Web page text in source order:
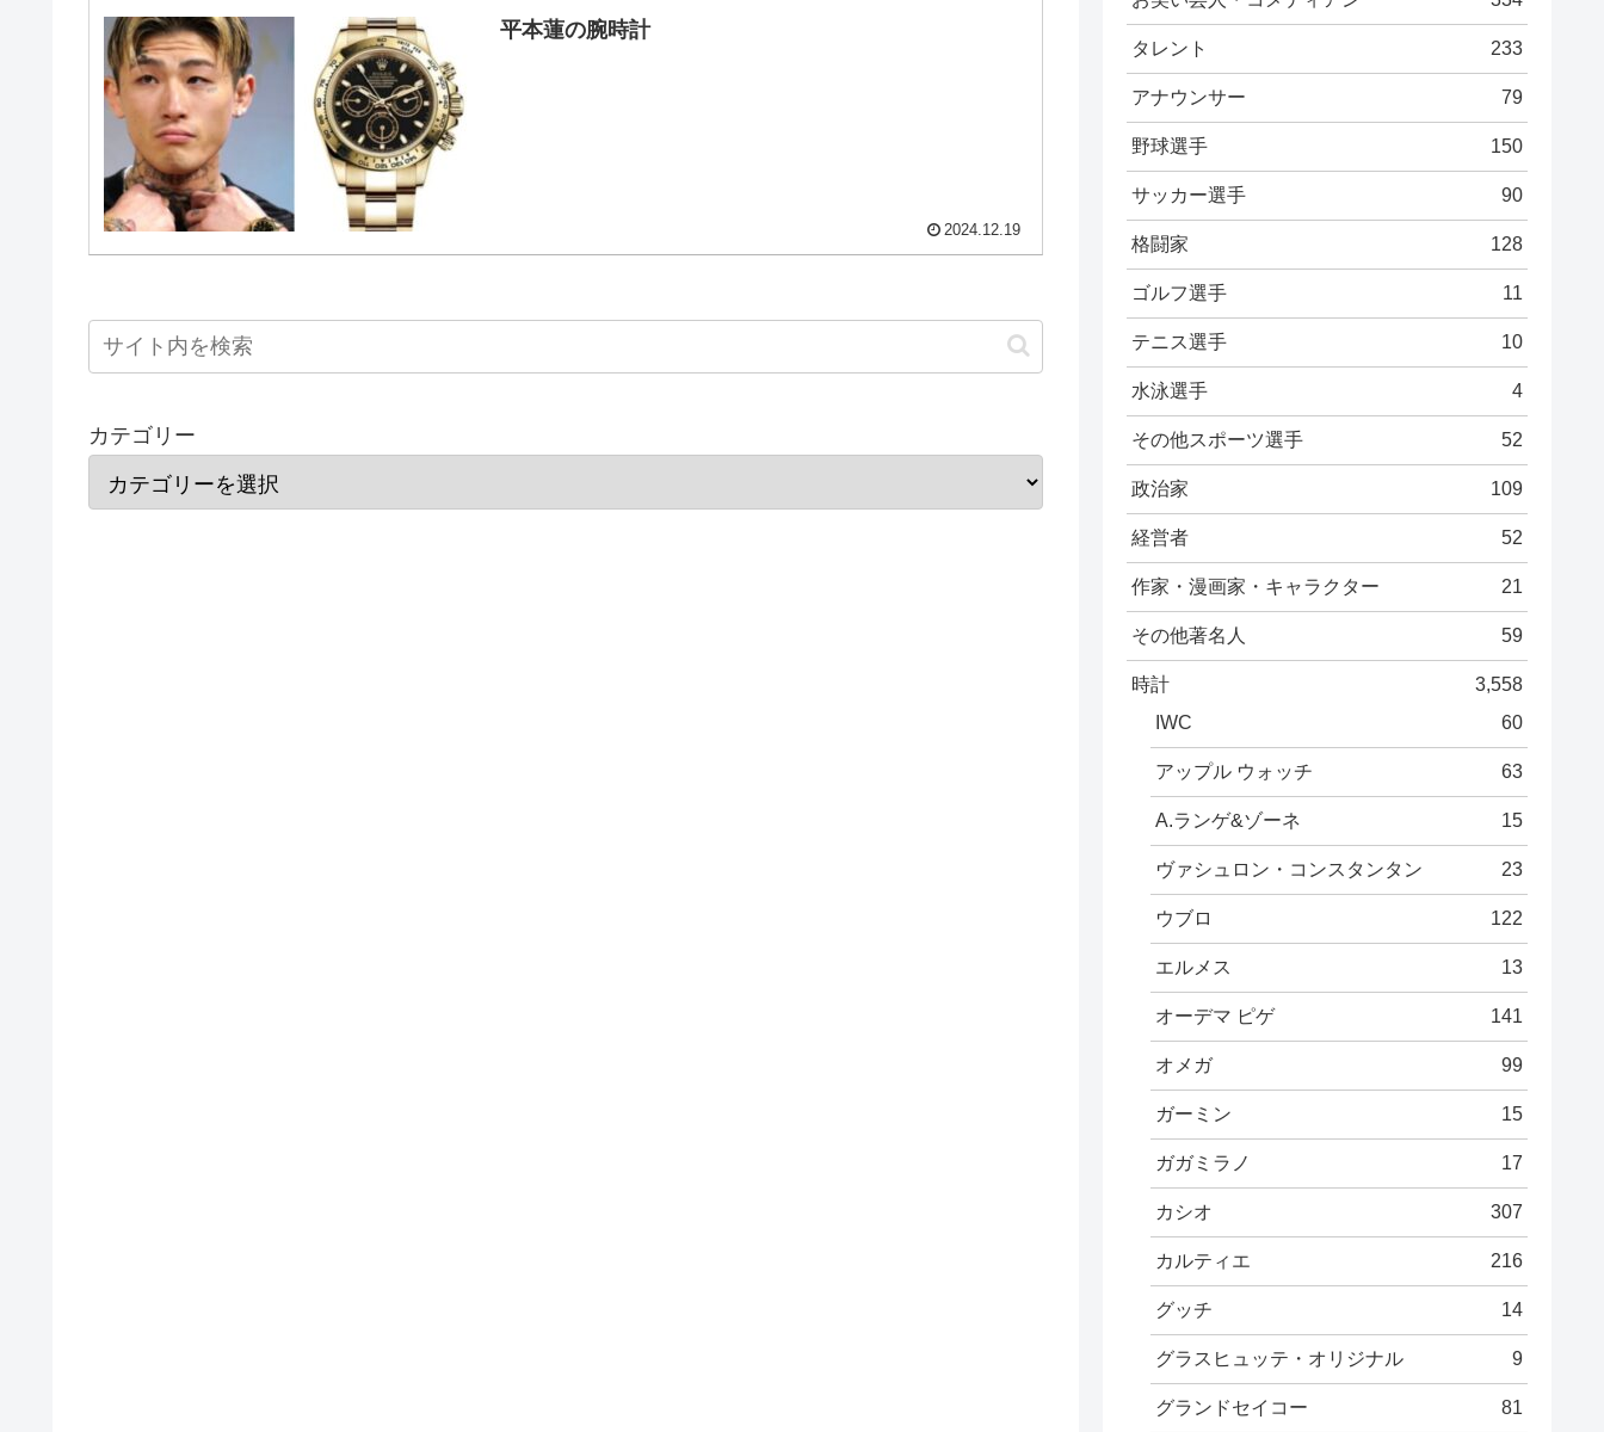
平本蓮の腕時計
2024.12.19
カテゴリー
タレント 233
アナウンサー 79
野球選手 150
サッカー選手 90
格闘家 128
ゴルフ選手 11
テニス選手 10
水泳選手 4
その他スポーツ選手 52
政治家 109
経営者 52
作家・漫画家・キャラクター 21
その他著名人 59
時計
3,558
IWC
60
アップル ウォッチ 63
A.ランゲ&ゾーネ 15
ヴァシュロン・コンスタンタン 23
ウブロ 122
エルメス 13
オーデマ ピゲ 141
オメガ 99
ガーミン 15
ガガミラノ 17
カシオ 307
カルティエ 216
グッチ 14
グラスヒュッテ・オリジナル 9
グランドセイコー 81